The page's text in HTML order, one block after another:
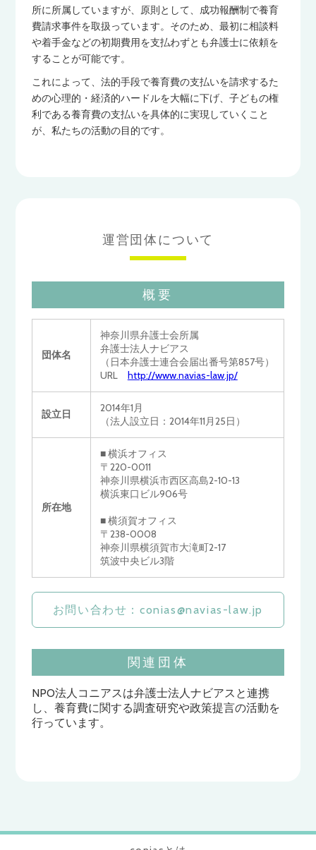
所に所属していますが、原則として、成功報酬制で養育
費請求事件を取扱っています。そのため、最初に相談料
や着手金などの初期費用を支払わずとも弁護士に依頼を
することが可能です。
これによって、法的手段で養育費の支払いを請求するた
めの心理的・経済的ハードルを大幅に下げ、子どもの権
利である養育費の支払いを具体的に実現していくこと
が、私たちの活動の目的です。
運営団体について
概要
団体名
神奈川県弁護士会所属
弁護士法人ナビアス
（日本弁護士連合会届出番号第857号）
URL http://www.navias-law.jp/
設立日
2014年1月
（法人設立日：2014年11月25日）
所在地
■ 横浜オフィス
〒220-0011
神奈川県横浜市西区高島2-10-13
横浜東口ビル906号
■ 横須賀オフィス
〒238-0008
神奈川県横須賀市大滝町2-17
筑波中央ビル3階
お問い合わせ：conias@navias-law.jp
関連団体
NPO法人コニアスは弁護士法人ナビアスと連携
し、養育費に関する調査研究や政策提言の活動を
行っています。